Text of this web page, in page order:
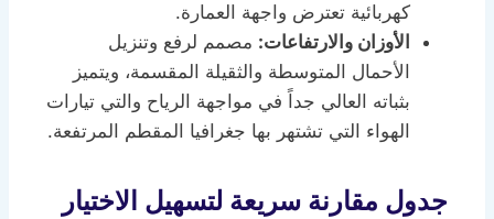
كهربائية تعترض واجهة العمارة.
الأوزان والارتفاعات: مصمم لرفع وتنزيل
الأحمال المتوسطة والثقيلة المقسمة، ويتميز
بثباته العالي جداً في مواجهة الرياح والتي تيارات
الهواء التي تشتهر بها جغرافيا المقطم المرتفعة.
جدول مقارنة سريعة لتسهيل الاختيار